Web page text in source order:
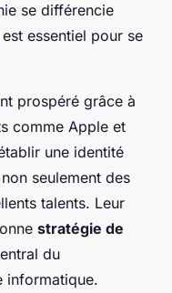
se différencie
essentiel pour se
prospéré grâce à
comme Apple et
une identité
seulement des
talents. Leur
stratégie de
du
informatique.